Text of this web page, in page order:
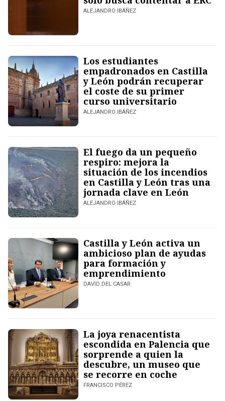
ALEJANDRO IBÁÑEZ
Los estudiantes
empadronados en Castilla
y León podrán recuperar
el coste de su primer
curso universitario
ALEJANDRO IBÁÑEZ
El fuego da un pequeño
respiro: mejora la
situación de los incendios
en Castilla y León tras una
jornada clave en León
ALEJANDRO IBÁÑEZ
Castilla y León activa un
ambicioso plan de ayudas
para formación y
emprendimiento
DAVID DEL CASAR
La joya renacentista
escondida en Palencia que
sorprende a quien la
descubre, un museo que
se recorre en coche
FRANCISCO PÉREZ